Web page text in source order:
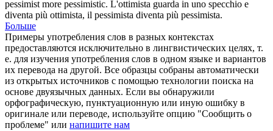
pessimist more pessimistic. L'ottimista guarda in uno specchio e
diventa più ottimista, il pessimista diventa più pessimista.
Больше
Примеры употребления слов в разных контекстах
предоставляются исключительно в лингвистических целях, т.
е. для изучения употребления слов в одном языке и вариантов
их перевода на другой. Все образцы собраны автоматически
из открытых источников с помощью технологии поиска на
основе двуязычных данных. Если вы обнаружили
орфографическую, пунктуационную или иную ошибку в
оригинале или переводе, используйте опцию "Сообщить о
проблеме" или напишите нам